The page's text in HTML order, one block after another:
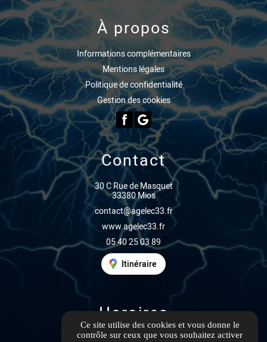
À propos
Informations complémentaires
Mentions légales
Politique de confidentialité
Gestion des cookies
Contact
30 C Rue de Masquet
33380 Mios
contact@agelec33.fr
www.agelec33.fr
05 40 25 03 89
Itinéraire
Horaires
Ouvert du lundi au vendredi
Ce site utilise des cookies et vous donne le
contrôle sur ceux que vous souhaitez activer